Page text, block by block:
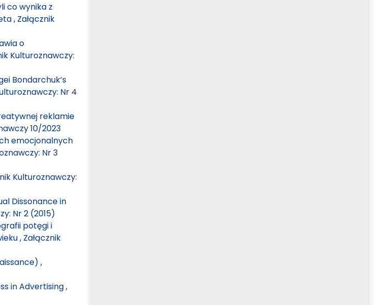
co wynika z
, Załącznik
o
Kulturoznawczy:
Bondarchuk’s
Nr 4
reklamie
10/2023
emocjonalnych
Nr 3
Kulturoznawczy:
Dissonance in
Nr 2 (2015)
potęgi i
, Załącznik
,
in Advertising,